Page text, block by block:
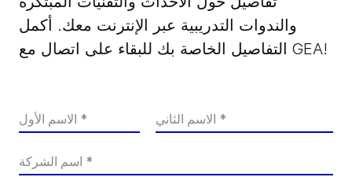
والندوات التدريبية عبر الإنترنت معك. أكمل
التفاصيل الخاصة بك للبقاء على اتصال مع GEA!